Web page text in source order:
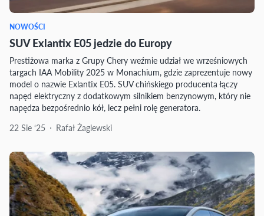
NOWOŚCI
SUV Exlantix E05 jedzie do Europy
Prestiżowa marka z Grupy Chery weźmie udział we wrześniowych
targach IAA Mobility 2025 w Monachium, gdzie zaprezentuje nowy
model o nazwie Exlantix E05. SUV chińskiego producenta łączy
napęd elektryczny z dodatkowym silnikiem benzynowym, który nie
napędza bezpośrednio kół, lecz pełni rolę generatora.
22 Sie ‘25
Rafał Żaglewski